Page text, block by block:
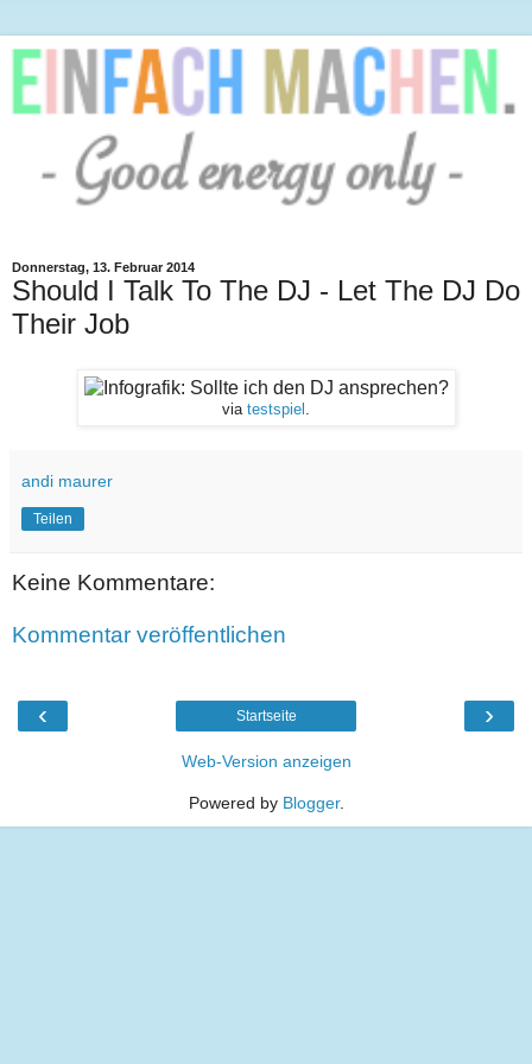
Donnerstag, 13. Februar 2014
Should I Talk To The DJ - Let The DJ Do
Their Job
via testspiel .
andi maurer
Teilen
Keine Kommentare:
Kommentar veröffentlichen
‹ ›
Startseite
Web-Version anzeigen
Powered by Blogger.